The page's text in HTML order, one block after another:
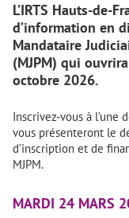
L’IRTS Hauts-de-
d’information en
Mandataire
(MJPM) qui
octobre 2026.
Inscrivez-vous à l’une
vous présenteront le
d’inscription et de
MJPM.
MARDI 24 MARS